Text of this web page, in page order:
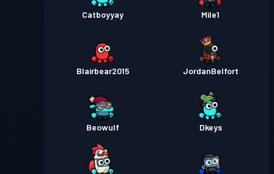
Catboyyay Mile1
Blairbear2015 JordanBelfort
Beowulf Dkeys